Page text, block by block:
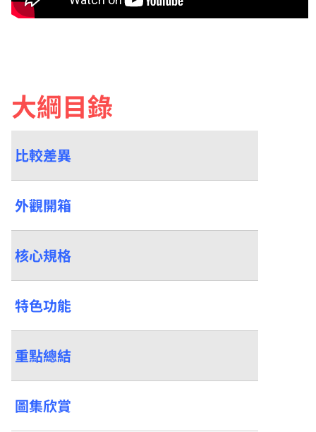
大綱目錄
比較差異
外觀開箱
核心規格
特色功能
重點總結
圖集欣賞